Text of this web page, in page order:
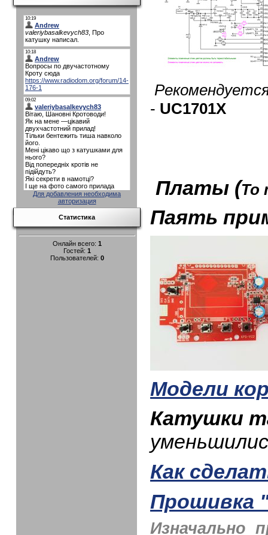
Для добавления необходима
авторизация
Статистика
Онлайн всего: 1
Гостей: 1
Пользователей: 0
- UC1701X
Платы (To
Паять
Модели
Катушки
Как
Прошивка
Изначально